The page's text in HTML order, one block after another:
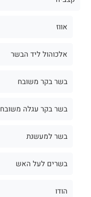
אווז
אלכוהול ליד הבשר
בשר בקר משובח
בשר בקר עגלה משובח
בשר למעשנת
בשרים לעל האש
הודו